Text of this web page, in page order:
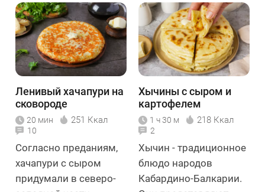
Ленивый хачапури на
сковороде
20 мин 251 Ккал
10
Согласно преданиям,
хачапури с сыром
придумали в северо-
Хычины с сыром и
картофелем
1 ч 30 м 218 Ккал
2
Хычин - традиционное
блюдо народов
Кабардино-Балкарии.